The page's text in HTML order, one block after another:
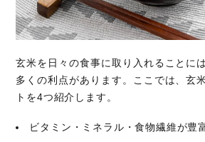
玄米を日々の食事に取り入れることに
多くの利点があります。ここでは、玄
トを4つ紹介します。
ビタミン・ミネラル・食物繊維が豊